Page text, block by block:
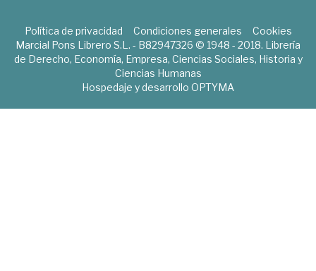
Política de privacidad Condiciones generales
Cookies
Marcial Pons Librero S.L. - B82947326 © 1948 - 2018. Librería
de Derecho, Economía, Empresa, Ciencias Sociales, Historia y
Ciencias Humanas
Hospedaje y desarrollo OPTYMA